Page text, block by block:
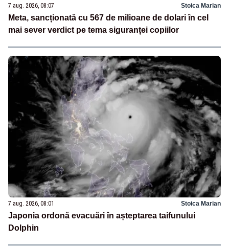
7 aug. 2026, 08:07 Stoica Marian
Meta, sancționată cu 567 de milioane de dolari în cel
mai sever verdict pe tema siguranței copiilor
7 aug. 2026, 08:01 Stoica Marian
Japonia ordonă evacuări în așteptarea taifunului
Dolphin